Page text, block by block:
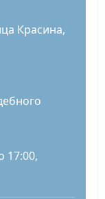
Красина,
17:00,